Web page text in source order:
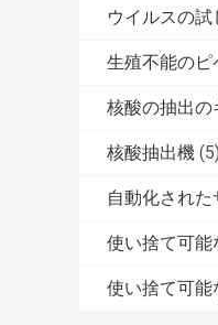
ウイルスの試
生殖不能の
核酸の抽出の
核酸抽出機 (5)
自動化され
使い捨て可
使い捨て可能